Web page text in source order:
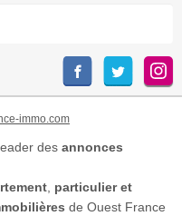
immo.com
des annonces
particulier et
de Ouest France